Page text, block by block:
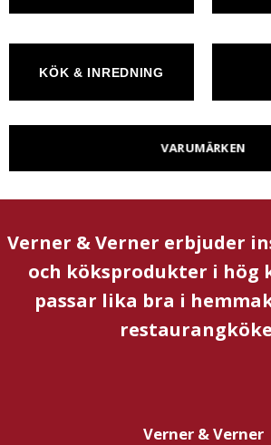
KÖK & INREDNING
VARUMÄRKEN
Verner & Verner erbjuder
och köksprodukter i hög
passar lika bra i
Verner & Verner